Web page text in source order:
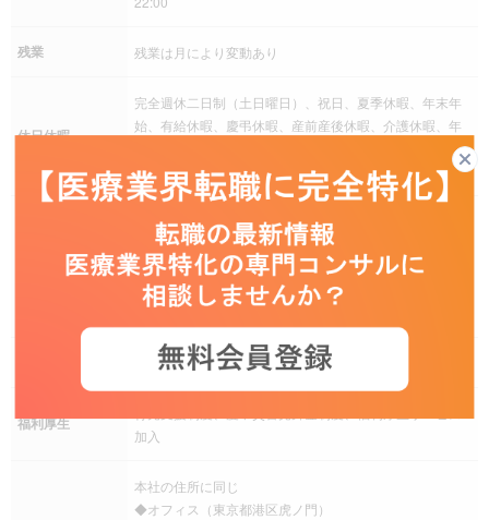
残業 残業は月により変動あり
休日休暇
完全週休二日制（土日曜日）、祝日、夏季休暇、年末年
始、有給休暇、慶弔休暇、産前産後休暇、介護休暇、年
その他 子の看護のための休暇
残業手当、深夜勤務手当、休日出勤手当、交通費（通勤
手当）
その他 ・確定拠出年金制度有
・一定規模以上のプロジェクトの場合、年俸とは別にPL
手当が月3万円支給されます。
健康保険、厚生年金保険、雇用保険、労災保険
福利厚生
加入
本社の住所に同じ
◆オフィス（東京都港区虎ノ門）